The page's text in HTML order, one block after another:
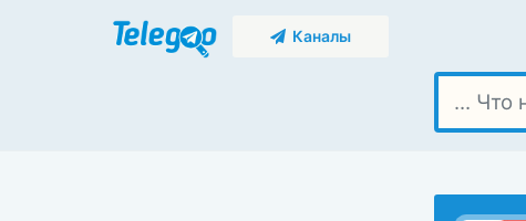
Каналы